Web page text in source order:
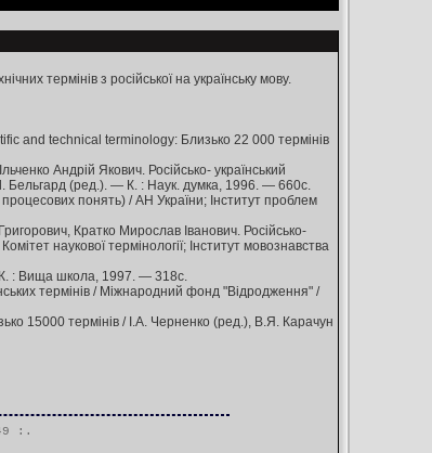
термінів з російської на українську мову.
and technical terminology: Близько 22 000 термінів
Андрій Якович. Російсько- український
Бельгард (ред.). — К. : Наук. думка, 1996. — 660с.
процесових понять) / АН України; Інститут проблем
Кратко Мирослав Іванович. Російсько-
наукової термінології; Інститут мовознавства
К. : Вища школа, 1997. — 318с.
термінів / Міжнародний фонд "Відродження" /
15000 термінів / І.А. Черненко (ред.), В.Я. Карачун
:.